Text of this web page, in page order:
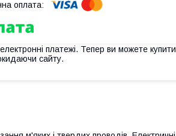
платежі. Тепер ви можете купити
сайту.